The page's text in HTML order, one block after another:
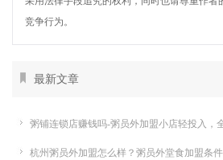
竞争行为。
最新文章
粥铺连锁店赚钱吗-粥员外加盟小店轻投入，
杭州粥员外加盟怎么样？粥员外堂食加盟条件